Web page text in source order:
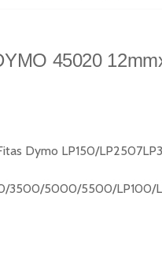
45020
Dymo LP150/
3500/5000/5500/LP100/